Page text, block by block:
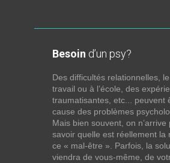
Besoin d’un psy?
Des difficultés relationnelles,
travail ou à l’école, des
traumatisantes, etc... peuvent
cause des problèmes
Mais bien souvent, on n’arrive
savoir quelle est réellement la
ce « mal-être ». Parfois, la
viendra de vous-même, de